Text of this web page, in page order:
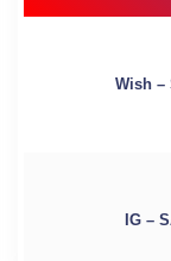
Wish –
IG –